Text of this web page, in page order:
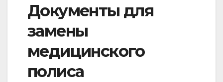
Документы для
замены
медицинского
полиса